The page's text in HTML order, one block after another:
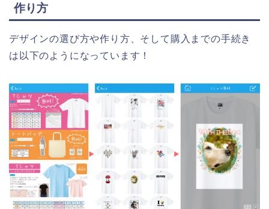
作り方
デザインの選び方や作り方、そして購入までの手続き
は以下のようになっています！